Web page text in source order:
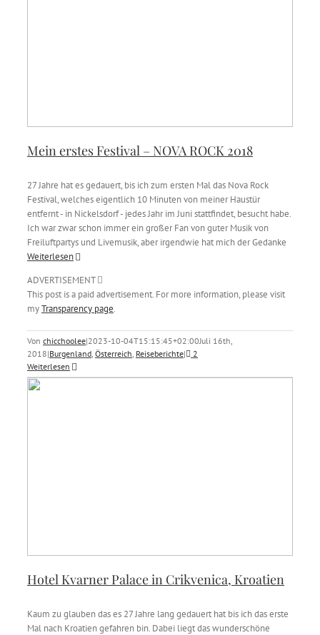
Mein erstes Festival – NOVA ROCK 2018
27 Jahre hat es gedauert, bis ich zum ersten Mal das Nova Rock
Festival, welches eigentlich 10 Minuten von meiner Haustür
entfernt - in Nickelsdorf - jedes Jahr im Juni stattfindet, besucht habe.
Ich war zwar schon immer ein großer Fan von guter Musik von
Freiluftpartys und Livemusik, aber irgendwie hat mich der Gedanke
Weiterlesen
ADVERTISEMENT
This post is a paid advertisement. For more information, please visit
myTransparency page.
Von chicchoolee|2023-10-04T15:15:45+02:00Juli 16th,
2018|Burgenland, Österreich, Reiseberichte|
2
Weiterlesen
Hotel Kvarner Palace in Crikvenica, Kroatien
Kaum zu glauben das es 27 Jahre lang gedauert hat bis ich das erste
Mal nach Kroatien gefahren bin. Dabei liegt das wunderschöne